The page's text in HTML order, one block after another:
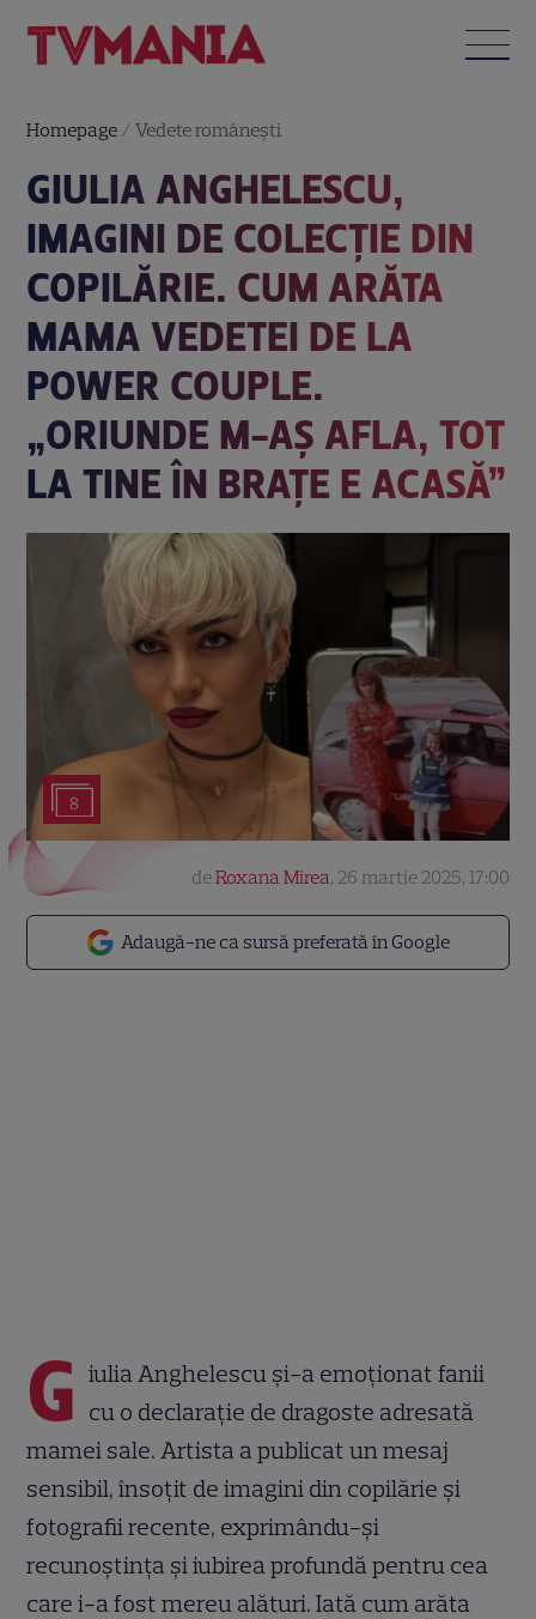
Homepage /Vedete româneşti
GIULIA ANGHELESCU,
IMAGINI DE COLECȚIE DIN
COPILĂRIE. CUM ARĂTA
MAMA VEDETEI DE LA
POWER COUPLE.
„ORIUNDE M-AȘ AFLA, TOT
LA TINE ÎN BRAȚE E ACASĂ”
8
Adaugă-ne ca sursă preferată în Google
deRoxana Mirea, 26 martie 2025, 17:00
G iulia Anghelescu și-a emoționat fanii
cu o declarație de dragoste adresată
mamei sale. Artista a publicat un mesaj
sensibil, însoțit de imagini din copilărie și
fotografii recente, exprimându-și
recunoștința și iubirea profundă pentru cea
care i-a fost mereu alături. Iată cum arăta